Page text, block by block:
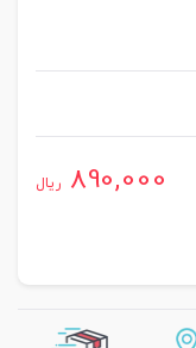
890,000 ریال